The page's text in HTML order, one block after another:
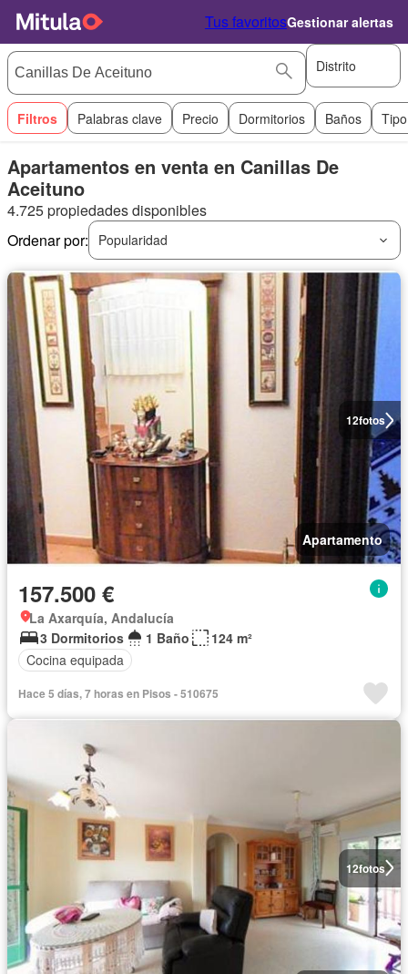
Tus favoritosGestionar alertas
Distrito
Filtros Palabras clave Precio Dormitorios Baños
Apartamentos en venta en Canillas De
Aceituno
4.725 propiedades disponibles
Ordenar por:
Popularidad
12fotos
Apartamento
157.500 €
La Axarquía, Andalucía
3 Dormitorios
1 Baño
124 m²
Cocina equipada
Hace 5 días, 7 horas en Pisos - 510675
12fotos